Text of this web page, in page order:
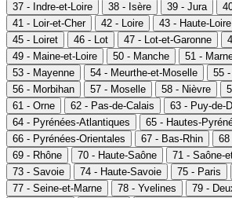
37 - Indre-et-Loire
38 - Isère 39 - Jura
41 - Loir-et-Cher
42 - Loire 43 - Haute-Loire
45 - Loiret
46 - Lot 47 - Lot-et-Garonne
49 - Maine-et-Loire
50 - Manche 51 -
53 - Mayenne
54 - Meurthe-et-Moselle
55
56 - Morbihan
57 - Moselle 58 - Nièvre
61 - Orne
62 - Pas-de-Calais
63 - Puy-de-
64 - Pyrénées-Atlantiques
65 - Hautes-
66 - Pyrénées-Orientales
67 - Bas-Rhin
68
69 - Rhône
70 - Haute-Saône 71 - Saône-
73 - Savoie
74 - Haute-Savoie 75 - Paris
77 - Seine-et-Marne
78 - Yvelines
79 -